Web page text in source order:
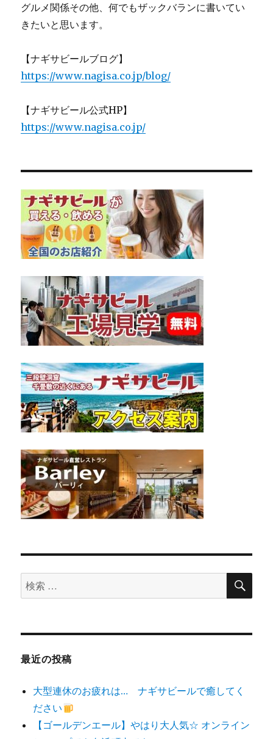
グルメ関係その他、何でもザックバランに書いてい
きたいと思います。
【ナギサビールブログ】
https://www.nagisa.co.jp/blog/
【ナギサビール公式HP】
https://www.nagisa.co.jp/
検
索
象:
検
最近の投稿
大型連休のお疲れは… ナギサビールで癒してく
ださい
【ゴールデンエール】やはり大人気☆ オンライン